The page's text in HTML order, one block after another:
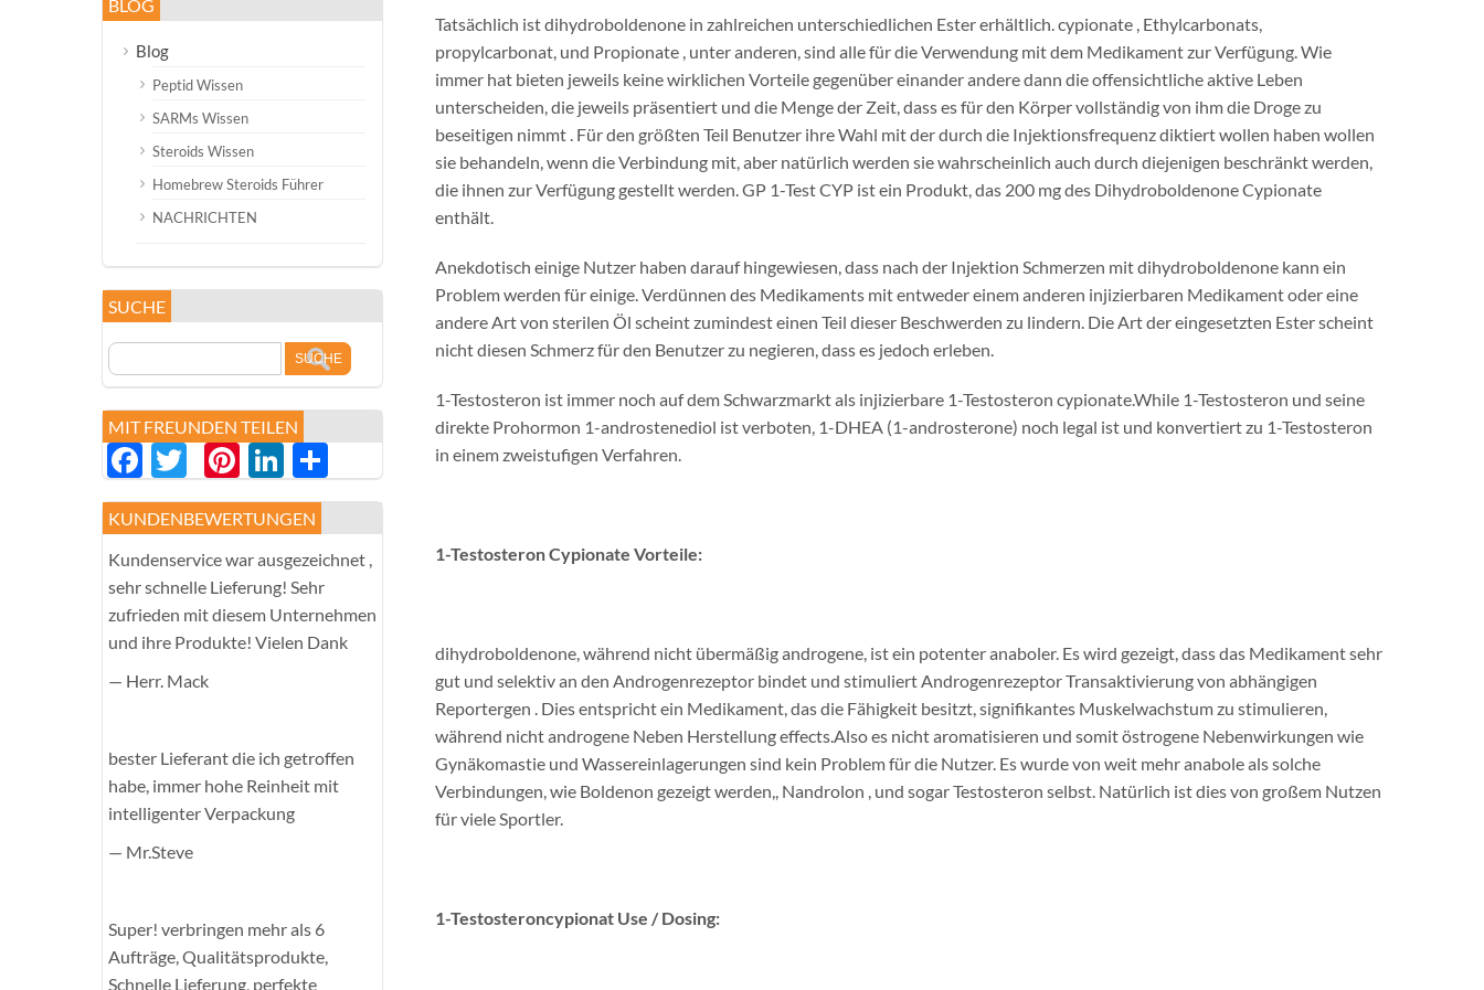
Tatsächlich ist dihydroboldenone in zahlreichen unterschiedlichen Ester erhältlich. cypionate , Ethylcarbonats,
propylcarbonat, und Propionate , unter anderen, sind alle für die Verwendung mit dem Medikament zur Verfügung. Wie
immer hat bieten jeweils keine wirklichen Vorteile gegenüber einander andere dann die offensichtliche aktive Leben
unterscheiden, die jeweils präsentiert und die Menge der Zeit, dass es für den Körper vollständig von ihm die Droge zu
beseitigen nimmt . Für den größten Teil Benutzer ihre Wahl mit der durch die Injektionsfrequenz diktiert wollen haben wollen
sie behandeln, wenn die Verbindung mit, aber natürlich werden sie wahrscheinlich auch durch diejenigen beschränkt werden,
die ihnen zur Verfügung gestellt werden. GP 1-Test CYP ist ein Produkt, das 200 mg des Dihydroboldenone Cypionate
enthält.
Anekdotisch einige Nutzer haben darauf hingewiesen, dass nach der Injektion Schmerzen mit dihydroboldenone kann ein
Problem werden für einige. Verdünnen des Medikaments mit entweder einem anderen injizierbaren Medikament oder eine
andere Art von sterilen Öl scheint zumindest einen Teil dieser Beschwerden zu lindern. Die Art der eingesetzten Ester scheint
nicht diesen Schmerz für den Benutzer zu negieren, dass es jedoch erleben.
1-Testosteron ist immer noch auf dem Schwarzmarkt als injizierbare 1-Testosteron cypionate.While 1-Testosteron und seine
direkte Prohormon 1-androstenediol ist verboten, 1-DHEA (1-androsterone) noch legal ist und konvertiert zu 1-Testosteron
in einem zweistufigen Verfahren.
1-Testosteron Cypionate Vorteile:
dihydroboldenone, während nicht übermäßig androgene, ist ein potenter anaboler. Es wird gezeigt, dass das Medikament sehr
gut und selektiv an den Androgenrezeptor bindet und stimuliert Androgenrezeptor Transaktivierung von abhängigen
Reportergen . Dies entspricht ein Medikament, das die Fähigkeit besitzt, signifikantes Muskelwachstum zu stimulieren,
während nicht androgene Neben Herstellung effects.Also es nicht aromatisieren und somit östrogene Nebenwirkungen wie
Gynäkomastie und Wassereinlagerungen sind kein Problem für die Nutzer. Es wurde von weit mehr anabole als solche
Verbindungen, wie Boldenon gezeigt werden,, Nandrolon , und sogar Testosteron selbst. Natürlich ist dies von großem Nutzen
für viele Sportler.
1-Testosteroncypionat Use / Dosing:
BLOG
Blog
Peptid Wissen
SARMs Wissen
Steroids Wissen
Homebrew Steroids Führer
NACHRICHTEN
SUCHE
MIT FREUNDEN TEILEN
Facebook
Twitter
Pinterest
LinkedIn
享
KUNDENBEWERTUNGEN
Kundenservice war ausgezeichnet ,
sehr schnelle Lieferung! Sehr
zufrieden mit diesem Unternehmen
und ihre Produkte! Vielen Dank
— Herr. Mack
bester Lieferant die ich getroffen
habe, immer hohe Reinheit mit
intelligenter Verpackung
— Mr.Steve
Super! verbringen mehr als 6
Aufträge, Qualitätsprodukte,
Schnelle Lieferung, perfekte